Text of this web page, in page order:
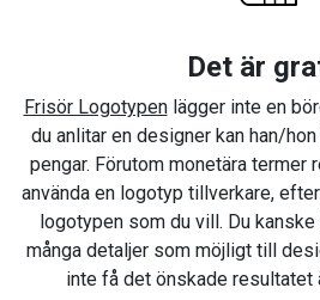
Det är
Frisör Logotypenlägger inte en
du anlitar en designer kan han/
pengar. Förutom monetära termer
använda en logotyp tillverkare,
logotypen som du vill. Du
många detaljer som möjligt till
inte få det önskade resultatet